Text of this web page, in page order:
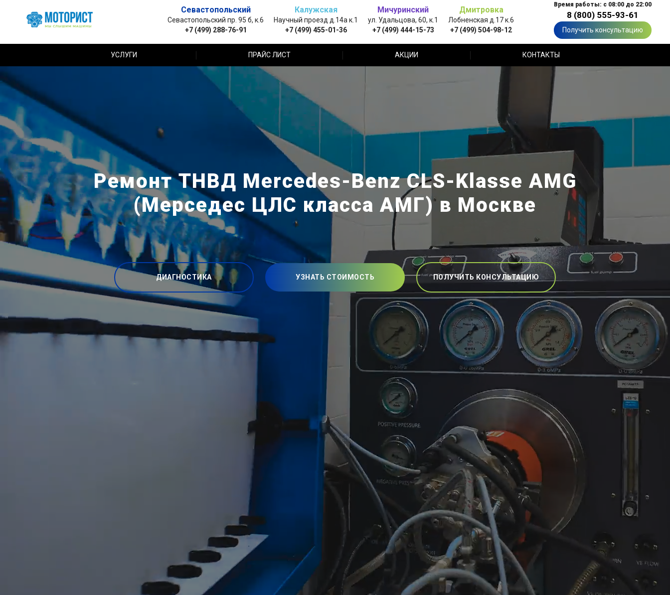
Севастопольский
Севастопольский пр. 95 б, к.6
+7 (499) 288-76-91
Калужская
Научный проезд д.14а к.1
+7 (499) 455-01-36
Мичуринский
ул. Удальцова, 60, к.1
+7 (499) 444-15-73
Дмитровка
Лобненская д.17 к.6
+7 (499) 504-98-12
Время работы: с 08:00 до 22:00
8 (800) 555-93-61
Получить консультацию
УСЛУГИ ПРАЙС ЛИСТ АКЦИИ КОНТАКТЫ
Ремонт ТНВД Mercedes-Benz CLS-Klasse AMG
(Мерседес ЦЛС класса АМГ) в Москве
ДИАГНОСТИКА УЗНАТЬ СТОИМОСТЬ ПОЛУЧИТЬ КОНСУЛЬТАЦИЮ